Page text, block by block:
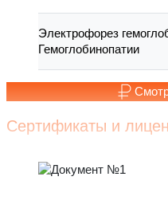
Электрофорез
Гемоглобинопатии
Сертификаты и